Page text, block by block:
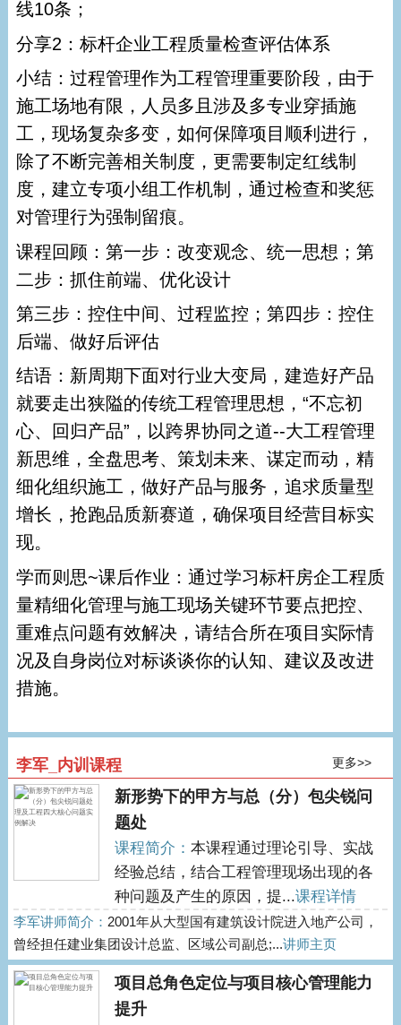
线10条；
分享2：标杆企业工程质量检查评估体系
小结：过程管理作为工程管理重要阶段，由于
施工场地有限，人员多且涉及多专业穿插施
工，现场复杂多变，如何保障项目顺利进行，
除了不断完善相关制度，更需要制定红线制
度，建立专项小组工作机制，通过检查和奖惩
对管理行为强制留痕。
课程回顾：第一步：改变观念、统一思想；第
二步：抓住前端、优化设计
第三步：控住中间、过程监控；第四步：控住
后端、做好后评估
结语：新周期下面对行业大变局，建造好产品
就要走出狭隘的传统工程管理思想，“不忘初
心、回归产品”，以跨界协同之道--大工程管理
新思维，全盘思考、策划未来、谋定而动，精
细化组织施工，做好产品与服务，追求质量型
增长，抢跑品质新赛道，确保项目经营目标实
现。
学而则思~课后作业：通过学习标杆房企工程质
量精细化管理与施工现场关键环节要点把控、
重难点问题有效解决，请结合所在项目实际情
况及自身岗位对标谈谈你的认知、建议及改进
措施。
李军_内训课程 更多>>
新形势下的甲方与总（分）包尖锐问
题处
课程简介：本课程通过理论引导、实战
经验总结，结合工程管理现场出现的各
种问题及产生的原因，提...课程详情
李军讲师简介： 2001年从大型国有建筑设计院进入地产公司，
曾经担任建业集团设计总监、区域公司副总;...讲师主页
项目总角色定位与项目核心管理能力
提升